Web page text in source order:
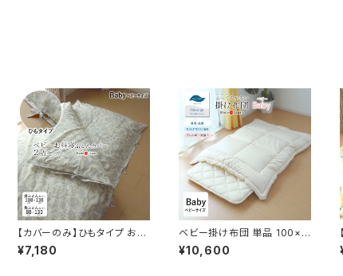
【カバーのみ】ひもタイプ お昼
寝布団カバーセット ハーベス
ト 綿100％ 紐タイプ 2点セッ
¥7,180
ベビー掛け布団 単品 100×1
30cm お昼寝 アレルギー対
応 保育園 日本製 ダクロンFR
¥10,600